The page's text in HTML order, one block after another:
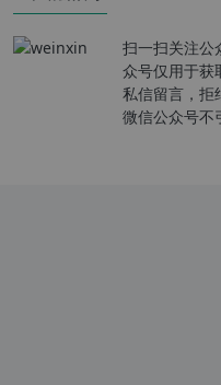
扫一扫关注公
众号仅用于获
私信留言，拒
微信公众号不